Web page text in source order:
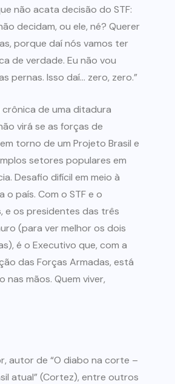
não acata decisão do STF:
decidam, ou ele, né? Querer
porque daí nós vamos ter
de verdade. Eu não vou
pernas. Isso daí… zero, zero.”
de uma ditadura
virá se as forças de
torno de um Projeto Brasil e
setores populares em
Desafio difícil em meio à
o país. Com o STF e o
e os presidentes das três
(para ver melhor os dois
é o Executivo que, com a
das Forças Armadas, está
nas mãos. Quem viver,
autor de “O diabo na corte –
atual” (Cortez), entre outros